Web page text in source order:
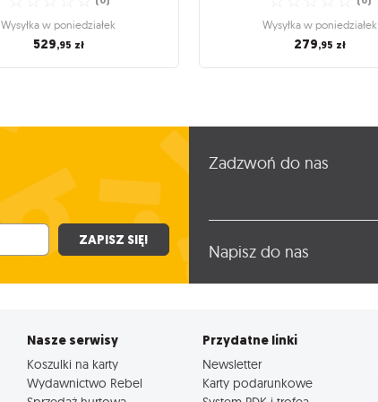
Wysyłka w poniedziałek
529,95 zł
Wysyłka w poniedziałek
529,95
Wysyłka w poniedziałek
279,95 zł
☆
☆
☆
☆
279
ZAPISZ SIĘ!
Zadzwoń do nas
Napisz do nas
Nasze serwisy
Koszulki na karty
Wydawnictwo Rebel
Przydatne linki
Newsletter
Karty podarunkowe